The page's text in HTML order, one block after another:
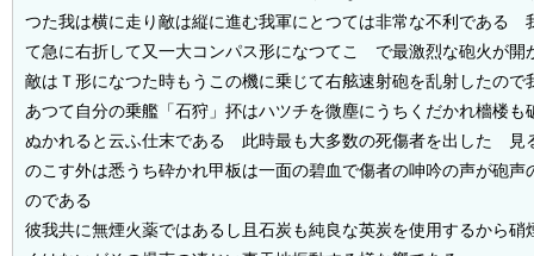
つた我は横に走り敵は縦に進む我軍にとつては非常な不利である
て急に右折して又一大コンパス形になつてこゝで最激烈な砲火が開
敵はＴ形になつた時もうこの機に乗じて右舷速射砲を乱射したので
あつて自分の乗艦「石狩」抔はハツチを微塵にうちくだかれ檣楼も
ぬかれると云ふ仕末である 此時最も大多数の死傷者を出した 見
のこす外は悉うち砕かれ甲板は一面の碧血で傷者の呻吟の声が砲声
のである
彼我共に無煙火薬ではあるし且石炭も純良な英炭を使用するから硝